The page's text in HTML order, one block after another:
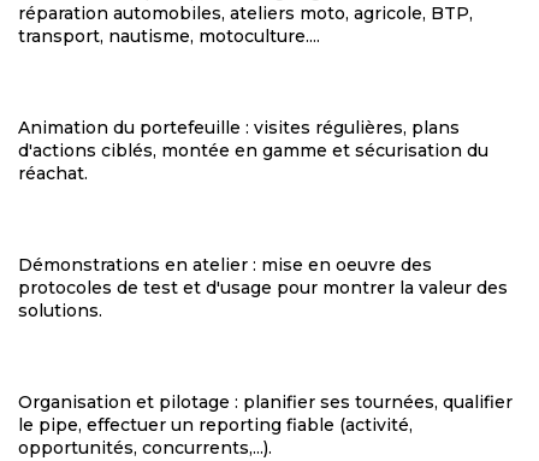
réparation automobiles, ateliers moto, agricole, BTP,
transport, nautisme, motoculture....
Animation du portefeuille : visites régulières, plans
d'actions ciblés, montée en gamme et sécurisation du
réachat.
Démonstrations en atelier : mise en oeuvre des
protocoles de test et d'usage pour montrer la valeur des
solutions.
Organisation et pilotage : planifier ses tournées, qualifier
le pipe, effectuer un reporting fiable (activité,
opportunités, concurrents,...).